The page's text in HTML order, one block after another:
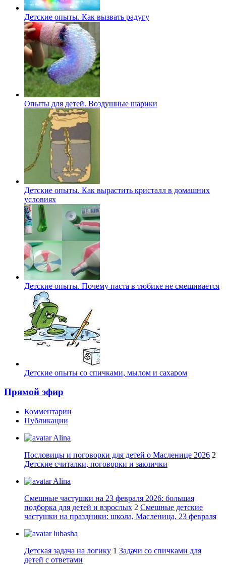
Детские опыты. Как вызвать радугу
Опыты для детей. Воздушные шарики
Детские опыты. Как вырастить кристалл в домашних
условиях
Детские опыты. Почему паста в тюбике не смешивается
Детские опыты со спичками, мылом и сахаром
Прямой эфир
Комментарии
Публикации
Alina
Пословицы и поговорки для детей о Масленице 2026 2
Детские считалки, поговорки и заклички
Alina
Смешные частушки на 23 февраля 2026: большая
подборка для детей и взрослых 2 Смешные детские
частушки на праздники: школа, Масленица, 23 февраля
lubasha
Детская задача на логику 1 Задачи со спичками для
детей с ответами